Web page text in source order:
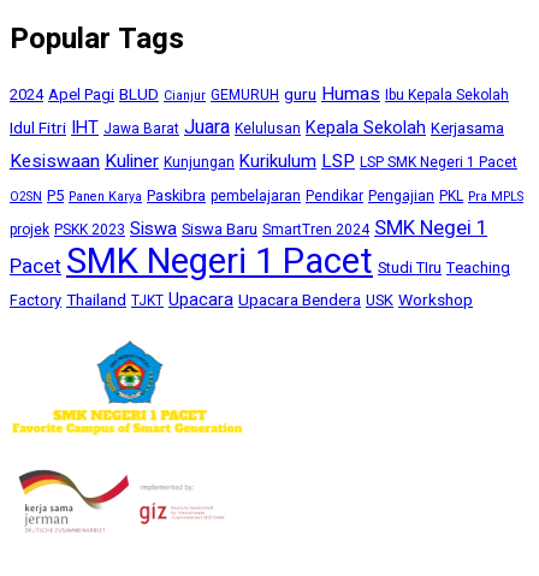
Popular Tags
2024 Apel Pagi BLUD Cianjur GEMURUH guru Humas Ibu Kepala Sekolah
Idul Fitri IHT Jawa Barat Juara Kelulusan Kepala Sekolah Kerjasama
KesiswaanKuliner Kunjungan KurikulumLSP LSP SMK Negeri 1 Pacet
O2SN P5 Panen Karya Paskibra pembelajaran Pendikar Pengajian PKL Pra MPLS
projek PSKK 2023 Siswa Siswa Baru SmartTren 2024 SMK Negei 1
PacetSMK Negeri 1 Pacet Studi TIru Teaching
Factory Thailand TJKT Upacara Upacara Bendera USK Workshop